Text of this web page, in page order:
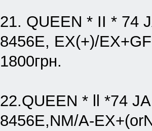
21. QUEEN * II * 74
8456E, EX(+)/
1800грн.
22.QUEEN * ll *74
8456E,NM/A-